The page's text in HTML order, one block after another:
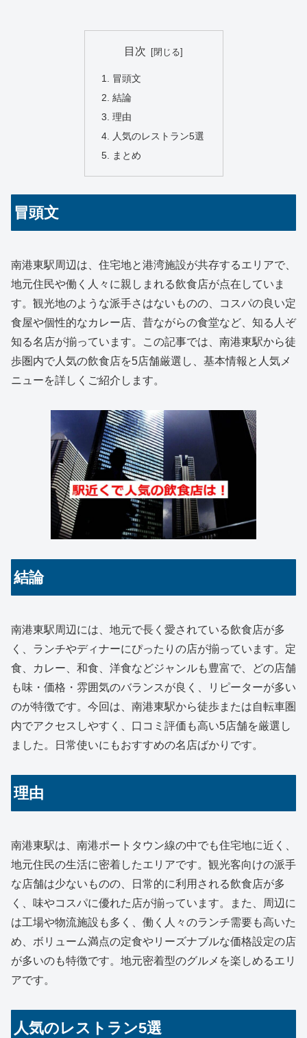
目次
冒頭文
結論
理由
人気のレストラン5選
まとめ
冒頭文
南港東駅周辺は、住宅地と港湾施設が共存するエリアで、
地元住民や働く人々に親しまれる飲食店が点在していま
す。観光地のような派手さはないものの、コスパの良い定
食屋や個性的なカレー店、昔ながらの食堂など、知る人ぞ
知る名店が揃っています。この記事では、南港東駅から徒
歩圏内で人気の飲食店を5店舗厳選し、基本情報と人気メ
ニューを詳しくご紹介します。
結論
南港東駅周辺には、地元で長く愛されている飲食店が多
く、ランチやディナーにぴったりの店が揃っています。定
食、カレー、和食、洋食などジャンルも豊富で、どの店舗
も味・価格・雰囲気のバランスが良く、リピーターが多い
のが特徴です。今回は、南港東駅から徒歩または自転車圏
内でアクセスしやすく、口コミ評価も高い5店舗を厳選し
ました。日常使いにもおすすめの名店ばかりです。
理由
南港東駅は、南港ポートタウン線の中でも住宅地に近く、
地元住民の生活に密着したエリアです。観光客向けの派手
な店舗は少ないものの、日常的に利用される飲食店が多
く、味やコスパに優れた店が揃っています。また、周辺に
は工場や物流施設も多く、働く人々のランチ需要も高いた
め、ボリューム満点の定食やリーズナブルな価格設定の店
が多いのも特徴です。地元密着型のグルメを楽しめるエリ
アです。
人気のレストラン5選